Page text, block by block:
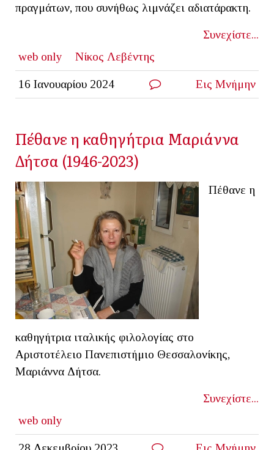
πραγμάτων, που συνήθως λιμνάζει αδιατάρακτη.
Συνεχίστε...
web only
Νίκος Λεβέντης
16 Ιανουαρίου 2024 Εις Μνήμην
Πέθανε η καθηγήτρια Μαριάννα
Δήτσα (1946-2023)
Πέθανε η
καθηγήτρια ιταλικής φιλολογίας στο
Αριστοτέλειο Πανεπιστήμιο Θεσσαλονίκης,
Μαριάννα Δήτσα.
Συνεχίστε...
web only